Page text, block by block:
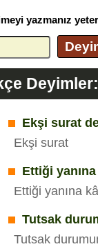
yazmanız
Deyimler:
Ekşi surat
Ekşi surat
Ettiği
Ettiği yanına
Tutsak
Tutsak